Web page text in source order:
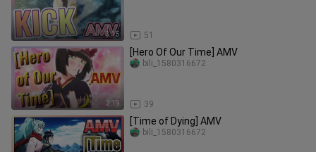
3:15 51
2:19
[Hero Of Our Time] AMV
39
bili_1580316672
[Time of Dying] AMV
bili_1580316672